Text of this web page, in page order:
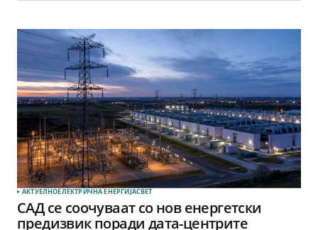
АКТУЕЛНОЕЛЕКТРИЧНА ЕНЕРГИЈАСВЕТ
САД се соочуваат со нов енергетски
предизвик поради дата-центрите